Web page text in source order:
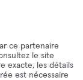
ce partenaire
le site
exacte, les détails
est nécessaire